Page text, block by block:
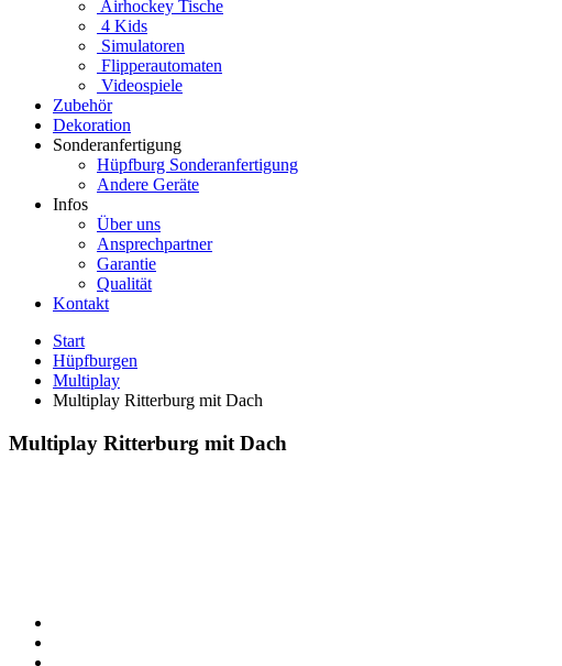
Airhockey Tische
4 Kids
Simulatoren
Flipperautomaten
Videospiele
Zubehör
Dekoration
Sonderanfertigung
Hüpfburg Sonderanfertigung
Andere Geräte
Infos
Über uns
Ansprechpartner
Garantie
Qualität
Kontakt
Start
Hüpfburgen
Multiplay
Multiplay Ritterburg mit Dach
Multiplay Ritterburg mit Dach